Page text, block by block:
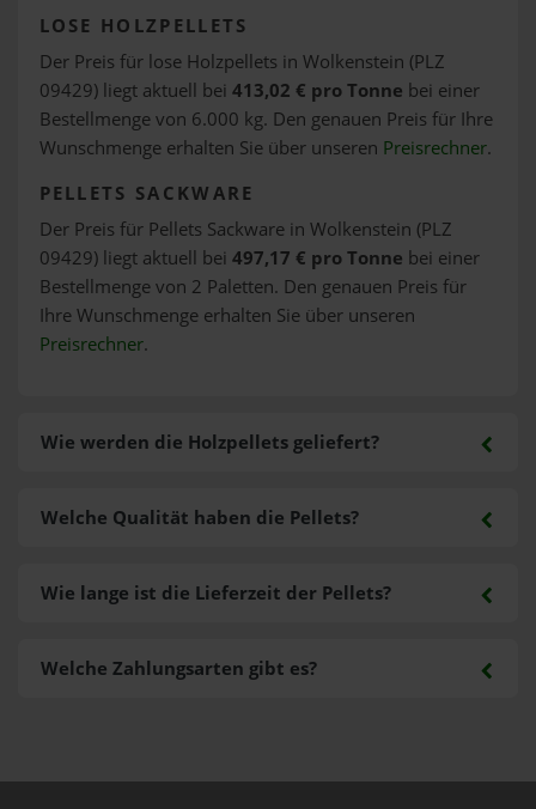
LOSE HOLZPELLETS
Der Preis für lose Holzpellets in Wolkenstein (PLZ
09429) liegt aktuell bei 413,02 € pro Tonne bei einer
Bestellmenge von 6.000 kg. Den genauen Preis für Ihre
Wunschmenge erhalten Sie über unseren Preisrechner.
PELLETS SACKWARE
Der Preis für Pellets Sackware in Wolkenstein (PLZ
09429) liegt aktuell bei 497,17 € pro Tonne bei einer
Bestellmenge von 2 Paletten. Den genauen Preis für
Ihre Wunschmenge erhalten Sie über unseren
Preisrechner.
Wie werden die Holzpellets geliefert?
Welche Zahlungsarten gibt es?
Welche Qualität haben die Pellets?
Wie lange ist die Lieferzeit der Pellets?